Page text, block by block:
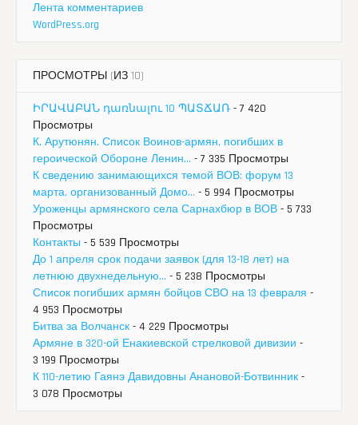
Лента комментариев
WordPress.org
ПРОСМОТРЫ (ИЗ 10)
ԻՐԱՎԱԲԱՆ դառնալու 10 ՊԱՏՃԱՌ - 7 420
Просмотры
К. Арутюнян. Список Воинов-армян, погибших в
героической Обороне Ленин... - 7 335 Просмотры
К сведению занимающихся темой ВОВ: форум 13
марта, организованный Домо... - 5 994 Просмотры
Уроженцы армянского села Сарнахбюр в ВОВ - 5 733
Просмотры
Контакты - 5 539 Просмотры
До 1 апреля срок подачи заявок (для 13-18 лет) на
летнюю двухнедельную... - 5 238 Просмотры
Список погибших армян бойцов СВО на 13 февраля -
4 953 Просмотры
Битва за Волчанск - 4 229 Просмотры
Армяне в 320-ой Енакиевской стрелковой дивизии -
3 199 Просмотры
К 110-летию Гаянэ Давидовны Анановой-Ботвинник -
3 078 Просмотры